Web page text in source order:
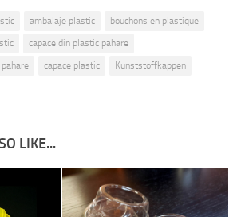
ambalaje plastic
bouchons en plastique
capace din plastic pahare
capace plastic
Kunststoffkappen
LIKE...